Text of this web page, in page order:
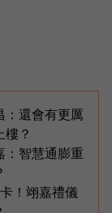
：還會有更厲
？
：智慧通膨重
！翊嘉禮儀